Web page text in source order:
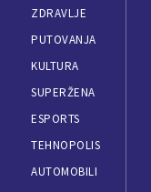
ZDRAVLJE
PUTOVANJA
KULTURA
SUPERŽENA
ESPORTS
TEHNOPOLIS
AUTOMOBILI